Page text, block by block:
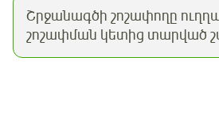
Շրջանագծի շոշափողը
շոշափման կետից տարված